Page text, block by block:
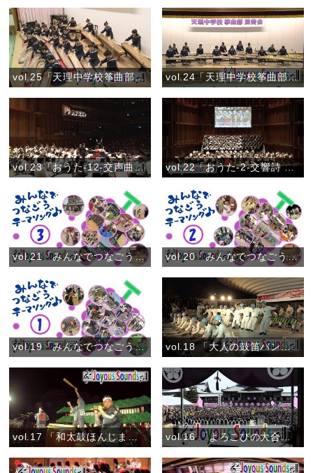
vol.25「天理中学校筝曲部」『グリーンウインド』 vol.24「天理中学校筝曲部」『春の詩集(筝曲コンクール金賞受賞曲)』
vol.23「おうた-12-交声曲 ひながたの道」 vol.22「おうた-2-交響詩 おやさま」
vol.21「みんなでつなごうテーマソング♪③」(2018) vol.20「みんなでつなごうテーマソング♪②」(2018)
vol.19「みんなでつなごうテーマソング♪①」(2018) vol.18 「大人の鼓笛バンドコンテストDigest」
vol.17 「和太鼓ほんじま」『おやさとパレード』 vol.16 「よろこびの大合唱」『教祖御誕生讃歌』